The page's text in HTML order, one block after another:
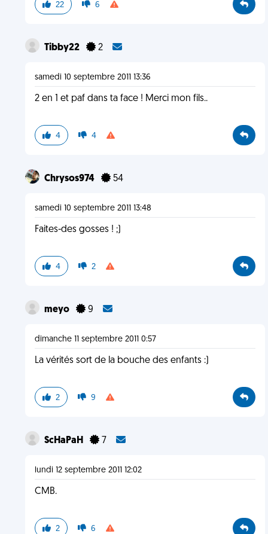
22 6
Tibby22 2
samedi 10 septembre 2011 13:36
2 en 1 et paf dans ta face ! Merci mon fils..
4 4
Chrysos974 54
samedi 10 septembre 2011 13:48
Faites-des gosses ! ;)
4 2
meyo 9
dimanche 11 septembre 2011 0:57
La vérités sort de la bouche des enfants :)
2 9
ScHaPaH 7
lundi 12 septembre 2011 12:02
CMB.
2 6